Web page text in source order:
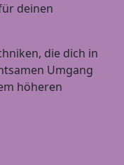
deinen
die dich in
Umgang
höheren